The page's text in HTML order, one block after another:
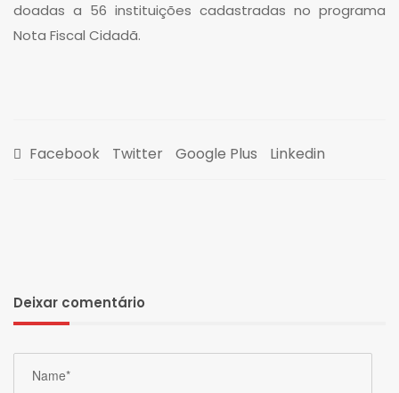
doadas a 56 instituições cadastradas no programa
Nota Fiscal Cidadã.
Facebook Twitter Google Plus Linkedin
Deixar comentário